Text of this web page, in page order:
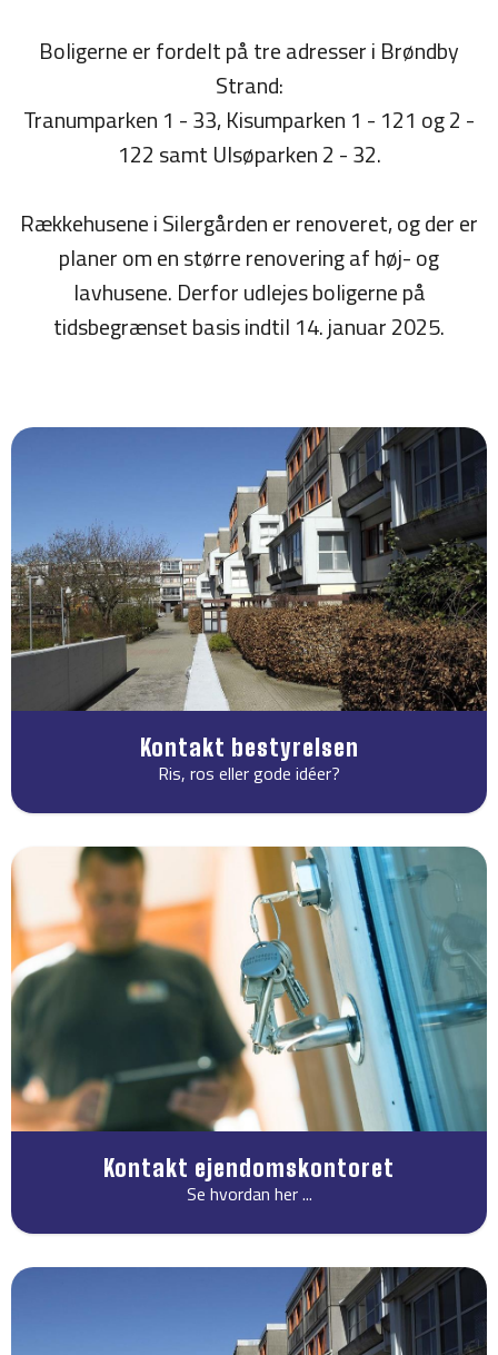
Boligerne er fordelt på tre adresser i Brøndby
Strand:
Tranumparken 1 - 33, Kisumparken 1 - 121 og 2 -
122 samt Ulsøparken 2 - 32.
Rækkehusene i Silergården er renoveret, og der er
planer om en større renovering af høj- og
lavhusene. Derfor udlejes boligerne på
tidsbegrænset basis indtil 14. januar 2025.
Kontakt bestyrelsen
Ris, ros eller gode idéer?
Kontakt ejendomskontoret
Se hvordan her ...